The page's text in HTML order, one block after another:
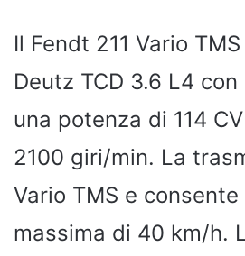
Il Fendt 211 Vario
Deutz TCD 3.6 L4
una potenza di 114
2100 giri/min. La
Vario TMS e
massima di 40 km/h.